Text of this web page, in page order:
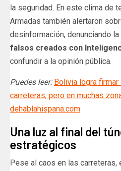
la seguridad. En este clima de
Armadas también alertaron
desinformación, denunciando
falsos creados con
confundir a la opinión pública.
Puedes leer: Bolivia logra
carreteras, pero en muchas
dehablahispana.com
Una luz al final del
estratégicos
Pese al caos en las carreteras,